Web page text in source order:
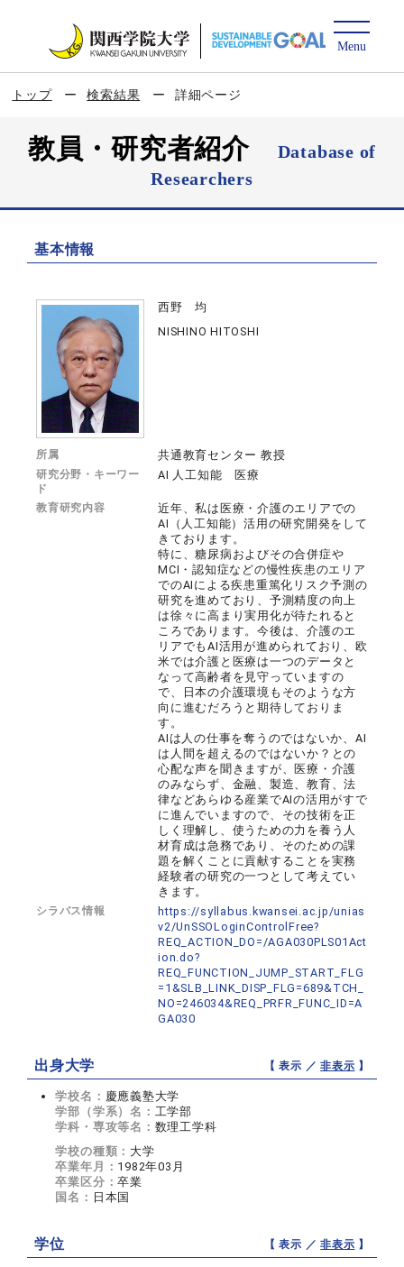
トップ 検索結果 詳細ページ
教員・研究者紹介
Database of
Researchers
基本情報
西野 均
NISHINO HITOSHI
所属 共通教育センター 教授
研究分野・キーワー
ド
AI 人工知能 医療
教育研究内容
近年、私は医療・介護のエリアでの
AI（人工知能）活用の研究開発をして
きております。
特に、糖尿病およびその合併症や
MCI・認知症などの慢性疾患のエリア
でのAIによる疾患重篤化リスク予測の
研究を進めており、予測精度の向上
は徐々に高まり実用化が待たれると
ころであります。今後は、介護のエ
リアでもAI活用が進められており、欧
米では介護と医療は一つのデータと
なって高齢者を見守っていますの
で、日本の介護環境もそのような方
向に進むだろうと期待しておりま
す。
AIは人の仕事を奪うのではないか、AI
は人間を超えるのではないか？との
心配な声を聞きますが、医療・介護
のみならず、金融、製造、教育、法
律などあらゆる産業でAIの活用がすで
に進んでいますので、その技術を正
しく理解し、使うための力を養う人
材育成は急務であり、そのための課
題を解くことに貢献することを実務
経験者の研究の一つとして考えてい
きます。
シラバス情報
https://syllabus.kwansei.ac.jp/unias
v2/UnSSOLoginControlFree?
REQ_ACTION_DO=/AGA030PLS01Act
ion.do?
REQ_FUNCTION_JUMP_START_FLG
=1&SLB_LINK_DISP_FLG=689&TCH_
NO=246034&REQ_PRFR_FUNC_ID=A
GA030
出身大学 【 表示 ／非表示 】
学校名： 慶應義塾大学
学部（学系）名： 工学部
学科・専攻等名： 数理工学科
学校の種類： 大学
卒業年月： 1982年03月
卒業区分：卒業
国名： 日本国
学位 【 表示 ／非表示 】